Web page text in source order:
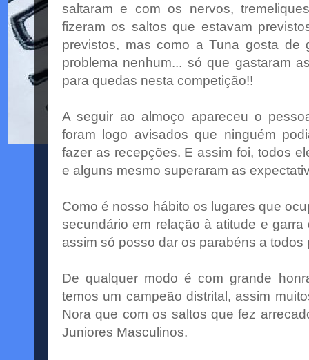
saltaram e com os nervos,
fizeram os saltos que estavam
previstos, mas como a Tuna gosta de
problema nenhum... só que gastaram
para quedas nesta competição!!
A seguir ao almoço apareceu o
foram logo avisados que ninguém
fazer as recepções. E assim foi, todos
e alguns mesmo superaram as
Como é nosso hábito os lugares que
secundário em relação à atitude e
assim só posso dar os parabéns a todos
De qualquer modo é com grande
temos um campeão distrital, assim
Nora que com os saltos que fez
Juniores Masculinos.